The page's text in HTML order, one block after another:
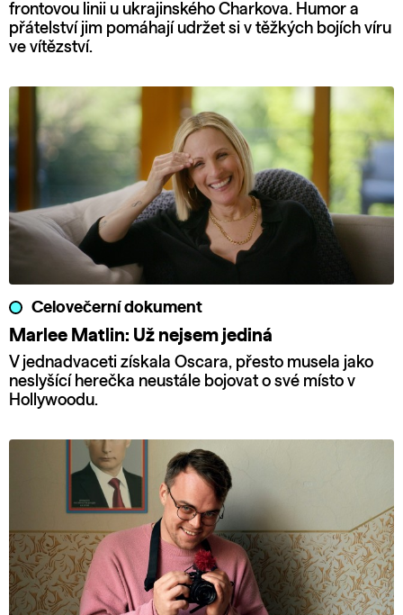
frontovou linii u ukrajinského Charkova. Humor a
přátelství jim pomáhají udržet si v těžkých bojích víru
ve vítězství.
Celovečerní dokument
Marlee Matlin: Už nejsem jediná
V jednadvaceti získala Oscara, přesto musela jako
neslyšící herečka neustále bojovat o své místo v
Hollywoodu.